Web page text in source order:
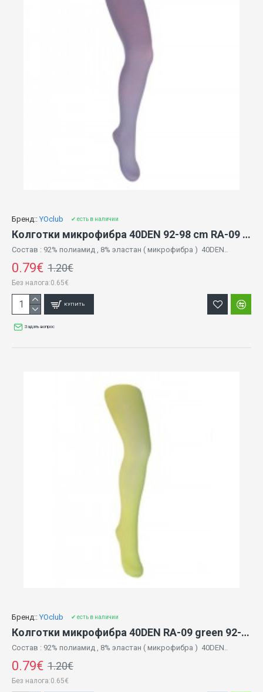
Бренд:: YOclub ✔ есть в наличии
Колготки микрофибра 40DEN 92-98 cm RA-09 light grey
Состав : 92% полиамид , 8% эластан ( микрофибра ) 40DEN..
0.79€ 1.20€
Без налога:0.65€
КУПИТЬ
Задать вопрос
Бренд:: YOclub ✔ есть в наличии
Колготки микрофибра 40DEN RA-09 green 92-98 cm
Состав : 92% полиамид , 8% эластан ( микрофибра ) 40DEN..
0.79€ 1.20€
Без налога:0.65€